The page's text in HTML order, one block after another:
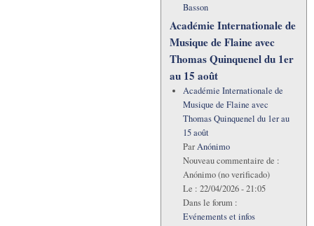
Basson
Académie Internationale de
Musique de Flaine avec
Thomas Quinquenel du 1er
au 15 août
Académie Internationale de
Musique de Flaine avec
Thomas Quinquenel du 1er au
15 août
ParAnónimo
Nouveau commentaire de :
Anónimo (no verificado)
Le : 22/04/2026 - 21:05
Dans le forum :
Evénements et infos